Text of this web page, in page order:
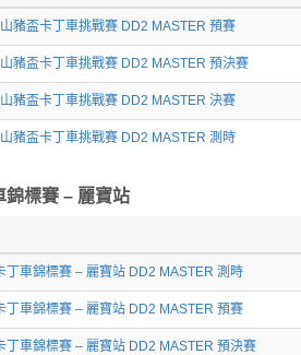
豬盃卡丁車挑戰賽 DD2 MASTER 預賽
豬盃卡丁車挑戰賽 DD2 MASTER 預決賽
豬盃卡丁車挑戰賽 DD2 MASTER 決賽
豬盃卡丁車挑戰賽 DD2 MASTER 測時
標賽 – 麗寶站
丁車錦標賽 – 麗寶站 DD2 MASTER 測時
丁車錦標賽 – 麗寶站 DD2 MASTER 預賽
丁車錦標賽 – 麗寶站 DD2 MASTER 預決賽